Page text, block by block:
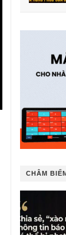
CHÂM